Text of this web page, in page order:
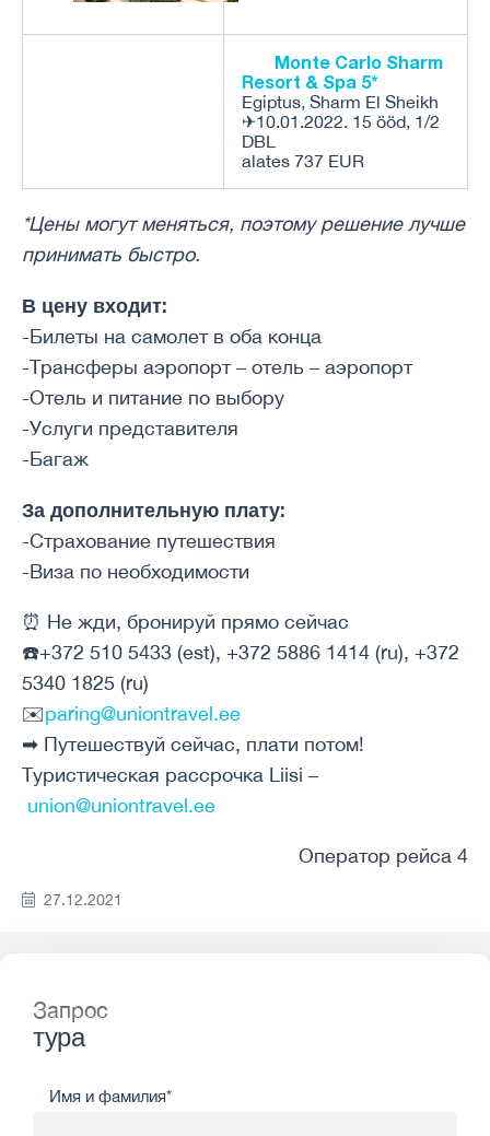
Monte Carlo Sharm
Resort & Spa 5*
Egiptus, Sharm El Sheikh
✈10.01.2022. 15 ööd, 1/2
DBL
alates 737 EUR
*Цены могут меняться, поэтому решение лучше
принимать быстро.
В цену входит:
-Билеты на самолет в оба конца
-Трансферы аэропорт – отель – аэропорт
-Отель и питание по выбору
-Услуги представителя
-Багаж
За дополнительную плату:
-Страхование путешествия
-Виза по необходимости
⏰ Не жди, бронируй прямо сейчас
☎️+372 510 5433 (est), +372 5886 1414 (ru), +372
5340 1825 (ru)
✉️paring@uniontravel.ee
➡ Путешествуй сейчас, плати потом!
Туристическая рассрочка Liisi –
union@uniontravel.ee
Оператор рейса 4
27.12.2021
Запрос
тура
Имя и фамилия*